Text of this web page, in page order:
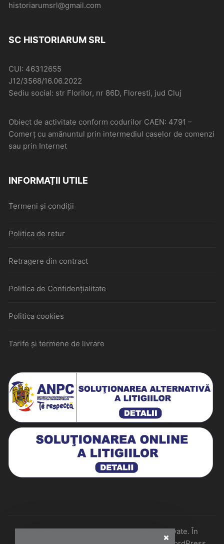
historiarumsrl@gmail.com
SC HISTORIARUM SRL
CUI: 46312655
J12/3568/16.06.2022
Sediu social: str Florilor, nr 86D, Floresti, jud Cluj
Obiect de activitate conform codurilor CAEN: 4791 –
Comerţ cu amănuntul prin intermediul caselor de comenzi
sau prin Internet
INFORMAȚII UTILE
Termeni și condiții
Politica de retur
Retragere din contract
Politica de Confidențialitate
Politica cookies
Tarife și termene de livrare
Historiarum 2026 - Toate drepturile rezervate. În